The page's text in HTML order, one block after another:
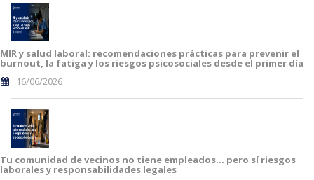
MIR y salud laboral: recomendaciones prácticas para prevenir el
burnout, la fatiga y los riesgos psicosociales desde el primer día
16/06/2026
Tu comunidad de vecinos no tiene empleados… pero sí riesgos
laborales y responsabilidades legales